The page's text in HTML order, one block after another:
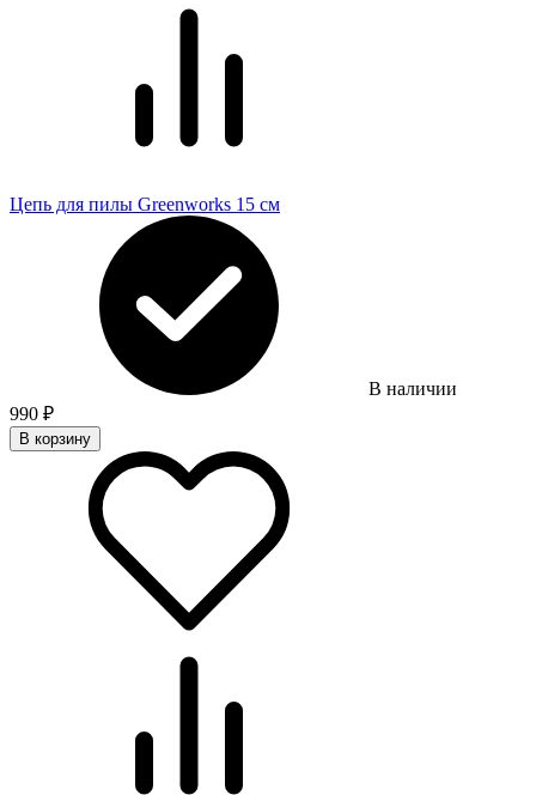
Цепь для пилы Greenworks 15 см
В наличии
990 ₽
В корзину